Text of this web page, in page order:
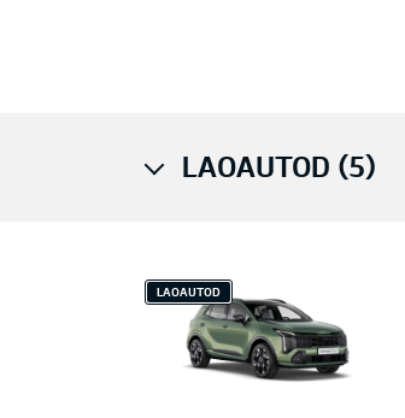
LAOAUTOD (5)
LAOAUTOD